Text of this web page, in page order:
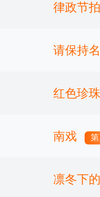
律政节
第3集
请保持
第4集
红色珍珠
南戏 第
凛冬下